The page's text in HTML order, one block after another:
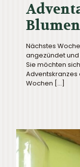
Nächstes
angezündet
Sie möchten
Wochen […]